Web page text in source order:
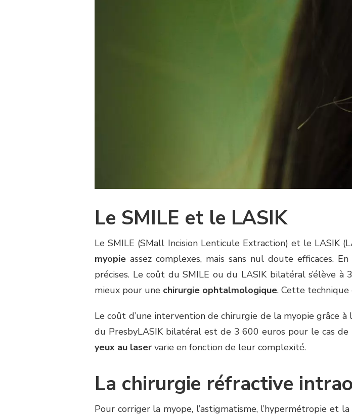
Le SMILE et le LASIK
Le SMILE (SMall Incision Lenticule Extraction) et le LASIK
myopie assez complexes, mais sans nul doute efficaces.
précises. Le coût du SMILE ou du LASIK bilatéral s’élève
mieux pour une chirurgie ophtalmologique. Cette
Le coût d’une intervention de chirurgie de la myopie grâce
du PresbyLASIK bilatéral est de 3 600 euros pour le cas
yeux au laser varie en fonction de leur complexité.
La chirurgie réfractive
Pour corriger la myope, l’astigmatisme, l’hypermétropie et la